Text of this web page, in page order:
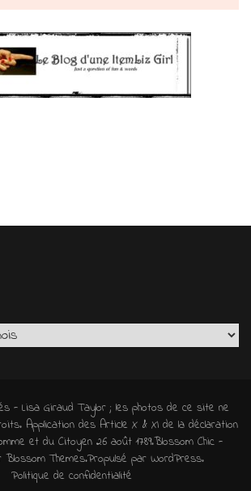
- Lisa Giraud Taylor ; les photos de ce site ne
Application des Article X & XI de la déclaration
et du Citoyen 26 août 1789.Blossom Chic -
Blossom Themes.Propulsé par WordPress.
Politique de confidentialité